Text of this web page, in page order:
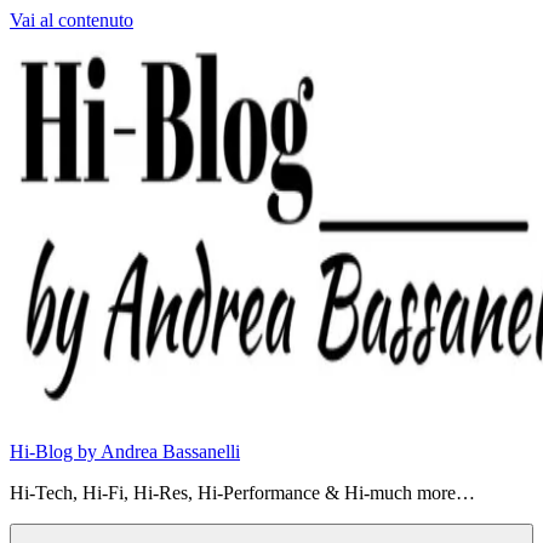
Vai al contenuto
Hi-Blog by Andrea Bassanelli
Hi-Tech, Hi-Fi, Hi-Res, Hi-Performance & Hi-much more…